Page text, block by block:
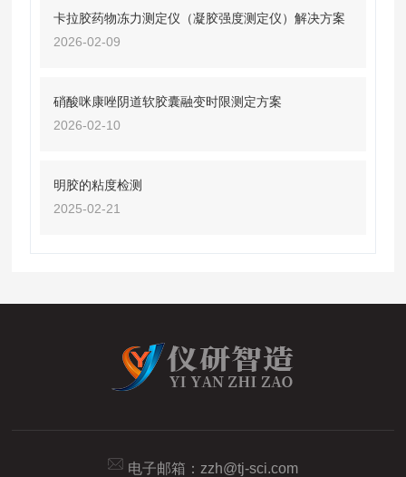
卡拉胶药物冻力测定仪（凝胶强度测定仪）解决方案
2026-02-09
硝酸咪康唑阴道软胶囊融变时限测定方案
2026-02-10
明胶的粘度检测
2025-02-21
电子邮箱： zzh@tj-sci.com